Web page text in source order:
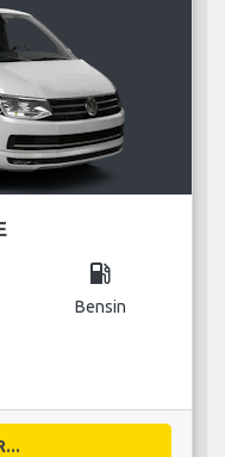
local_gas_station
Bensin